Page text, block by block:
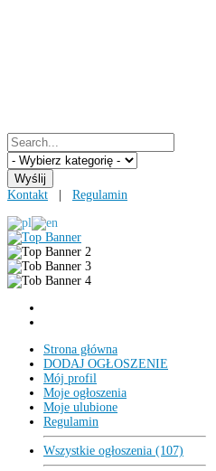
Kontakt Regulamin
Strona główna
DODAJ OGŁOSZENIE
Mój profil
Moje ogłoszenia
Moje ulubione
Regulamin
Wszystkie ogłoszenia (107)